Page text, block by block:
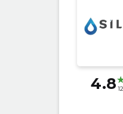
4.8